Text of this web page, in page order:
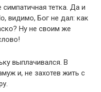
тетка. Да и
видимо, Бог не дал: как
Ну не своим же
выплачивался. В
и, не захотев жить с